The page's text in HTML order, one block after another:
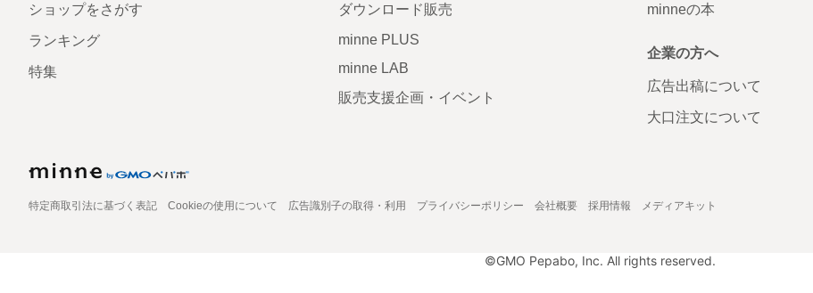
ショップをさがす
ランキング
特集
ダウンロード販売
minne PLUS
minne LAB
販売支援企画・イベント
minneの本
企業の方へ
広告出稿について
大口注文について
特定商取引法に基づく表記 Cookieの使用について 広告識別子の取得・利用 プライバシーポリシー 会社概要 採用情報 メディアキット
©GMO Pepabo, Inc. All rights reserved.